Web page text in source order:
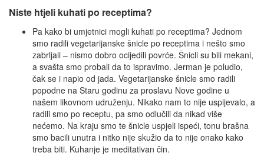
Niste htjeli kuhati po receptima?
Pa kako bi umjetnici mogli kuhati po receptima? Jednom
smo radili vegetarijanske šnicle po receptima i nešto smo
zabrljali – nismo dobro ocijedili povrće. Šnicli su bili mekani,
a svašta smo probali da to ispravimo. Jerman je poludio,
čak se i napio od jada. Vegetarijanske šnicle smo radili
popodne na Staru godinu za proslavu Nove godine u
našem likovnom udruženju. Nikako nam to nije uspijevalo, a
radili smo po receptu, pa smo odlučili da nikad više
nećemo. Na kraju smo te šnicle uspjeli ispeći, tonu brašna
smo bacili unutra i nitko nije skužio da to nije onako kako
treba biti. Kuhanje je meditativan čin.